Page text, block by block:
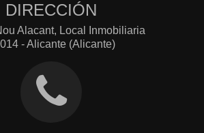
DIRECCIÓN
Alacant, Local Inmobiliaria
- Alicante (Alicante)